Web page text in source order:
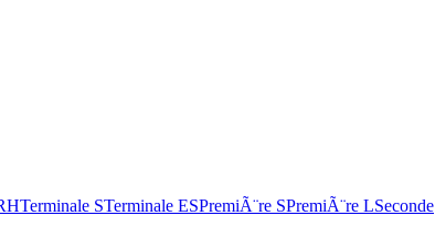
Terminale STerminale ESPremiÃ¨re SPremiÃ¨re LSeconde